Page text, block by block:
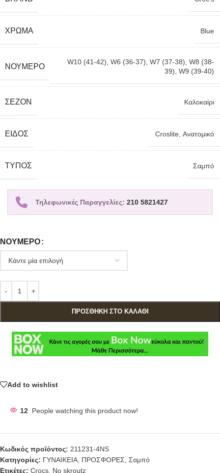
ΧΡΏΜΑ Blue
ΝΟΎΜΕΡΟ
W10 (41-42), W6 (36-37), W7 (37-38), W8 (38-
39), W9 (39-40)
ΣΕΖΌΝ Καλοκαίρι
ΕΊΔΟΣ Croslite, Ανατομικό
TΎΠΟΣ Σαμπό
Τηλεφωνικές Παραγγελίες: 210 5821427
ΝΟΎΜΕΡΟ
ΠΡΟΣΘΉΚΗ ΣΤΟ ΚΑΛΆΘΙ
Add to wishlist
12 People watching this product now!
Κωδικός προϊόντος: 211231-4NS
Κατηγορίες: ΓΥΝΑΙΚΕΙΑ ΠΡΟΣΦΟΡΕΣ Σαμπό
Ετικέτες: Crocs No skroutz